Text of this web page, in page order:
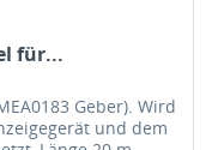
für...
Geber). Wird
und dem